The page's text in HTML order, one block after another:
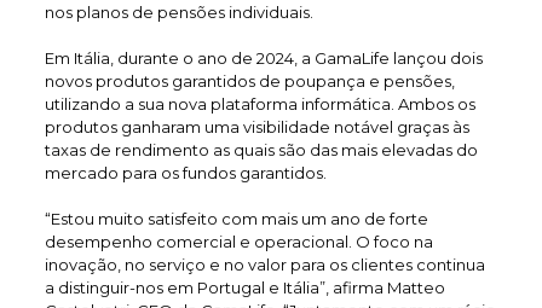
nos planos de pensões individuais.
Em Itália, durante o ano de 2024, a GamaLife lançou dois
novos produtos garantidos de poupança e pensões,
utilizando a sua nova plataforma informática. Ambos os
produtos ganharam uma visibilidade notável graças às
taxas de rendimento as quais são das mais elevadas do
mercado para os fundos garantidos.
“Estou muito satisfeito com mais um ano de forte
desempenho comercial e operacional. O foco na
inovação, no serviço e no valor para os clientes continua
a distinguir-nos em Portugal e Itália”, afirma Matteo